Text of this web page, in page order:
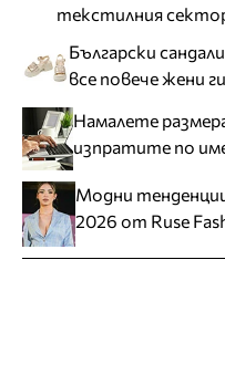
текстилния
Български
все повече жени
Намалете
изпратите по
Модни
2026 от Ruse